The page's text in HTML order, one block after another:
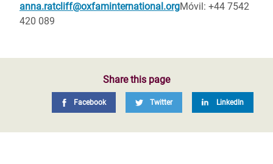
anna.ratcliff@oxfaminternational.orgMóvil: +44 7542
420 089
Share this page
Facebook Twitter LinkedIn